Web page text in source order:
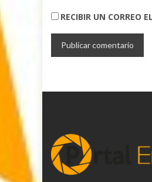
RECIBIR UN CORREO